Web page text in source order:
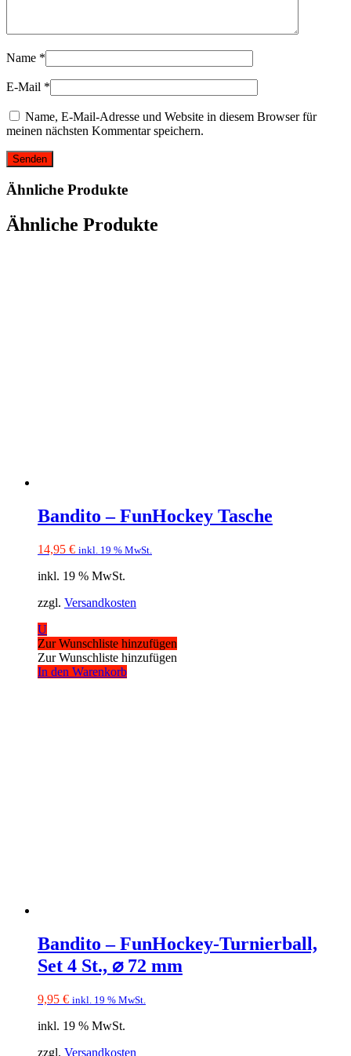
Name *
E-Mail *
Name, E-Mail-Adresse und Website in diesem Browser für
meinen nächsten Kommentar speichern.
Ähnliche Produkte
Ähnliche Produkte
Bandito – FunHockey Tasche
14,95 € inkl. 19 % MwSt.
inkl. 19 % MwSt.
zzgl. Versandkosten
U
Zur Wunschliste hinzufügen
Zur Wunschliste hinzufügen
In den Warenkorb
Bandito – FunHockey-Turnierball,
Set 4 St., ⌀ 72 mm
9,95 € inkl. 19 % MwSt.
inkl. 19 % MwSt.
zzgl. Versandkosten